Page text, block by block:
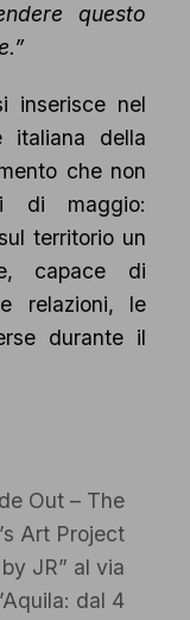
questo
inserisce nel
italiana della
che non
di maggio:
territorio un
capace di
relazioni, le
durante il
Out – The
Art Project
by JR” al via
dal 4